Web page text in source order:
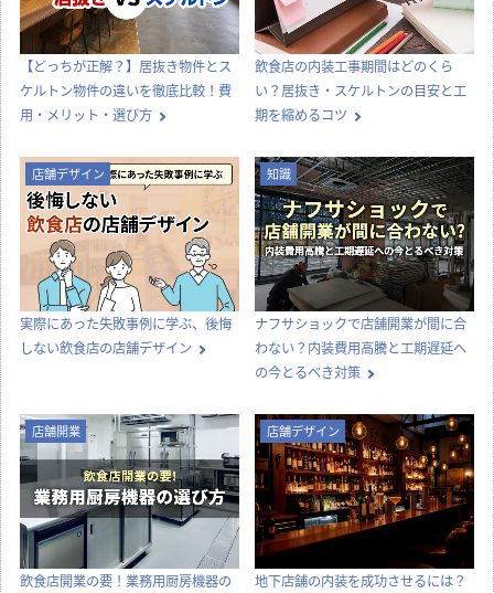
【どっちが正解？】居抜き物件とス
ケルトン物件の違いを徹底比較！費
用・メリット・選び方
飲食店の内装工事期間はどのくら
い？居抜き・スケルトンの目安と工
期を縮めるコツ
店舗デザイン
実際にあった失敗事例に学ぶ、後悔
しない飲食店の店舗デザイン
知識
ナフサショックで店舗開業が間に合
わない？内装費用高騰と工期遅延へ
の今とるべき対策
店舗開業
飲食店開業の要！業務用厨房機器の
店舗デザイン
地下店舗の内装を成功させるには？